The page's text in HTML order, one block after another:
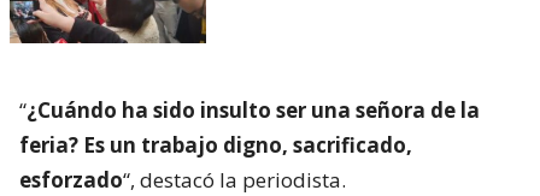
“¿Cuándo ha sido insulto ser una señora de la
feria? Es un trabajo digno, sacrificado,
esforzado“, destacó la periodista.